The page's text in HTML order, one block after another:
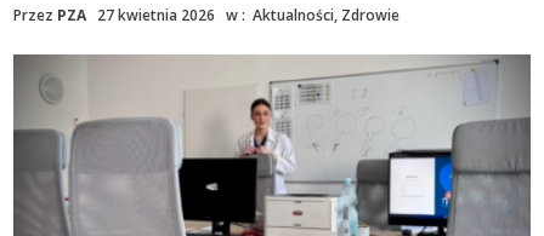
Przez PZA 27 kwietnia 2026 w :Aktualności, Zdrowie